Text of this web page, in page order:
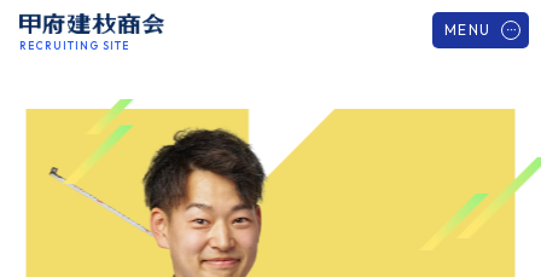
RECRUITING SITE
MENU